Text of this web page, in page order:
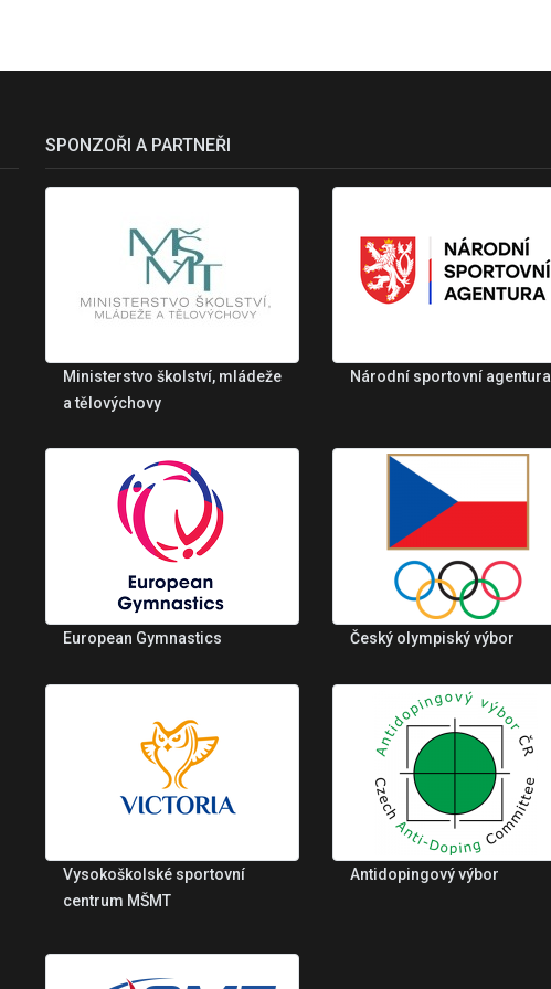
SPONZOŘI A PARTNEŘI
Ministerstvo školství, mládeže
a tělovýchovy
Národní sportovní agentura
European Gymnastics Český olympiský výbor
Vysokoškolské sportovní
centrum MŠMT
Antidopingový výbor